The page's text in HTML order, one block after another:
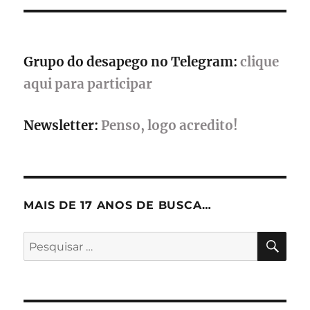
mundo
Grupo do desapego no Telegram: clique
aqui para participar
Newsletter: Penso, logo acredito!
MAIS DE 17 ANOS DE BUSCA…
Pesquisar
por: